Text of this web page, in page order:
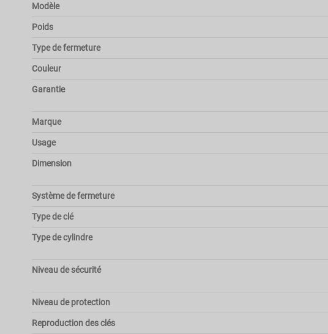
Modèle
Poids
Type de fermeture
Couleur
Garantie
Marque
Usage
Dimension
Système de fermeture
Type de clé
Type de cylindre
Niveau de sécurité
Niveau de protection
Reproduction des clés